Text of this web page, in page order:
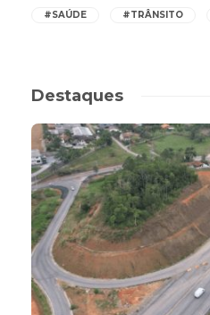
#SAÚDE #TRÂNSITO
Destaques